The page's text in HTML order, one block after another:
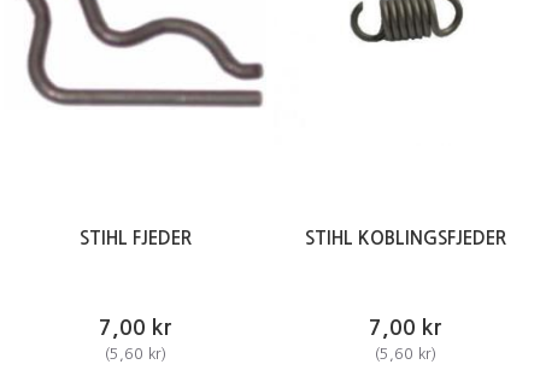
STIHL FJEDER
7,00 kr
(5,60 kr)
STIHL KOBLINGSFJEDER
7,00 kr
(5,60 kr)